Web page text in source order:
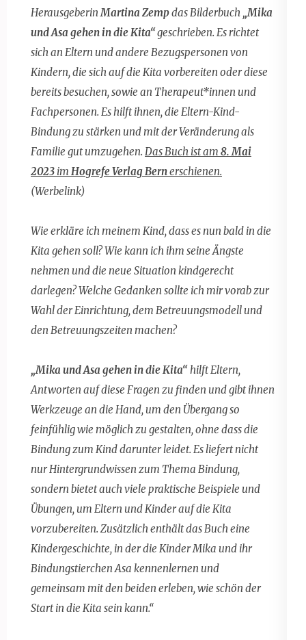
Herausgeberin Martina Zempdas Bilderbuch „Mika
und Asa gehen in die Kita“geschrieben. Es richtet
sich an Eltern und andere Bezugspersonen von
Kindern, die sich auf die Kita vorbereiten oder diese
bereits besuchen, sowie an Therapeut*innen und
Fachpersonen. Es hilft ihnen, die Eltern-Kind-
Bindung zu stärken und mit der Veränderung als
Familie gut umzugehen. Das Buch ist am 8. Mai
2023 im Hogrefe Verlag Bernerschienen.
(Werbelink)
Wie erkläre ich meinem Kind, dass es nun bald in die
Kita gehen soll? Wie kann ich ihm seine Ängste
nehmen und die neue Situation kindgerecht
darlegen? Welche Gedanken sollte ich mir vorab zur
Wahl der Einrichtung, dem Betreuungsmodell und
den Betreuungszeiten machen?
„Mika und Asa gehen in die Kita“ hilft Eltern,
Antworten auf diese Fragen zu finden und gibt ihnen
Werkzeuge an die Hand, um den Übergang so
feinfühlig wie möglich zu gestalten, ohne dass die
Bindung zum Kind darunter leidet. Es liefert nicht
nur Hintergrundwissen zum Thema Bindung,
sondern bietet auch viele praktische Beispiele und
Übungen, um Eltern und Kinder auf die Kita
vorzubereiten. Zusätzlich enthält das Buch eine
Kindergeschichte, in der die Kinder Mika und ihr
Bindungstierchen Asa kennenlernen und
gemeinsam mit den beiden erleben, wie schön der
Start in die Kita sein kann.“